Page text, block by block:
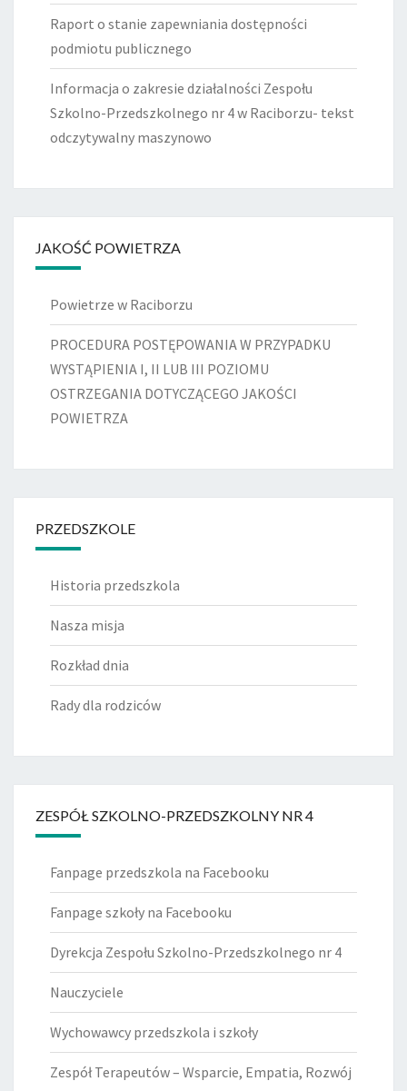
Raport o stanie zapewniania dostępności
podmiotu publicznego
Informacja o zakresie działalności Zespołu
Szkolno-Przedszkolnego nr 4 w Raciborzu- tekst
odczytywalny maszynowo
JAKOŚĆ POWIETRZA
Powietrze w Raciborzu
PROCEDURA POSTĘPOWANIA W PRZYPADKU
WYSTĄPIENIA I, II LUB III POZIOMU
OSTRZEGANIA DOTYCZĄCEGO JAKOŚCI
POWIETRZA
PRZEDSZKOLE
Historia przedszkola
Nasza misja
Rozkład dnia
Rady dla rodziców
ZESPÓŁ SZKOLNO-PRZEDSZKOLNY NR 4
Fanpage przedszkola na Facebooku
Fanpage szkoły na Facebooku
Dyrekcja Zespołu Szkolno-Przedszkolnego nr 4
Nauczyciele
Wychowawcy przedszkola i szkoły
Zespół Terapeutów – Wsparcie, Empatia, Rozwój